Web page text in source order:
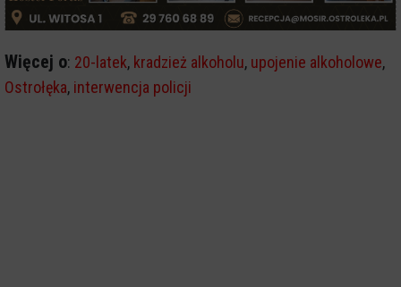
Więcej o: 20-latek, kradzież alkoholu, upojenie alkoholowe,
Ostrołęka, interwencja policji